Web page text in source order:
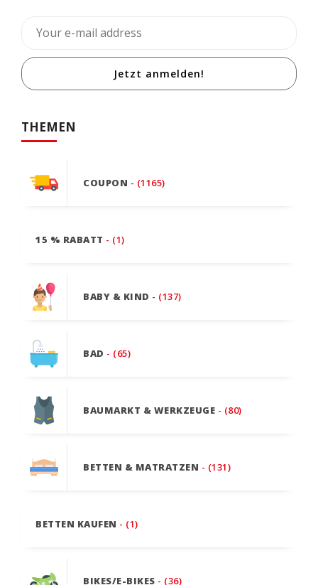
Jetzt anmelden!
THEMEN
COUPON - (1165)
15 % RABATT - (1)
BABY & KIND - (137)
BAD - (65)
BAUMARKT & WERKZEUGE - (80)
BETTEN & MATRATZEN - (131)
BETTEN KAUFEN - (1)
BIKES/E-BIKES - (36)